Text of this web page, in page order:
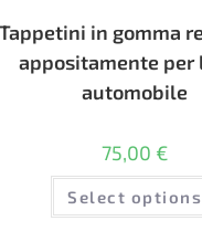
in gomma
appositamente per
automobile
75,00 €
Select options